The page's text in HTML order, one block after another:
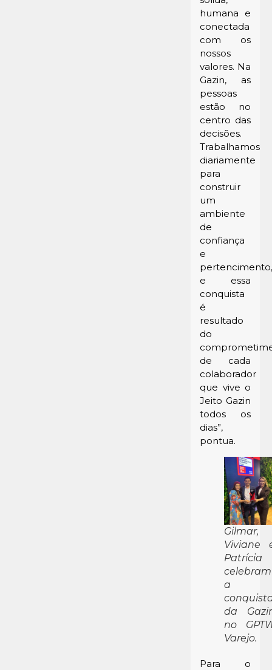
humana e
conectada
com os
nossos
valores. Na
Gazin, as
pessoas
estão no
centro das
decisões.
Trabalhamos
diariamente
para
construir
um
ambiente
de
confiança
e
e essa
conquista
é
resultado
do
de cada
colaborador
que vive o
Jeito Gazin
todos os
dias”,
pontua.
Gilmar,
Viviane
Patrícia
celebram
a
da
no
Varejo.
Para o